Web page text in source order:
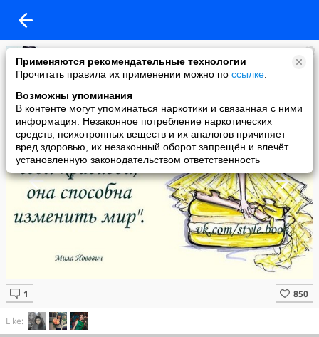
Применяются рекомендательные технологии
Прочитать правила их применении можно по ссылке
Возможны упоминания
В контенте могут упоминаться наркотики и связанная с ними
информация. Незаконное потребление наркотических
средств, психотропных веществ и их аналогов причиняет
вред здоровью, их незаконный оборот запрещён и влечёт
установленную законодательством ответственность
Будь в тренде
added a photo
06 Mar в 19:30
Like: